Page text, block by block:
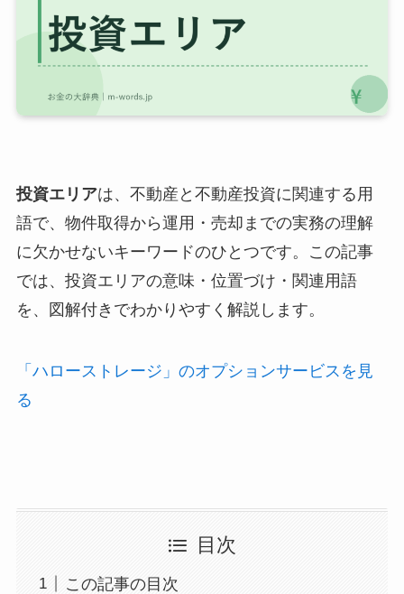
投資エリアは、不動産と不動産投資に関連する用
語で、物件取得から運用・売却までの実務の理解
に欠かせないキーワードのひとつです。この記事
では、投資エリアの意味・位置づけ・関連用語
を、図解付きでわかりやすく解説します。
「ハローストレージ」のオプションサービスを見
る
目次
この記事の目次